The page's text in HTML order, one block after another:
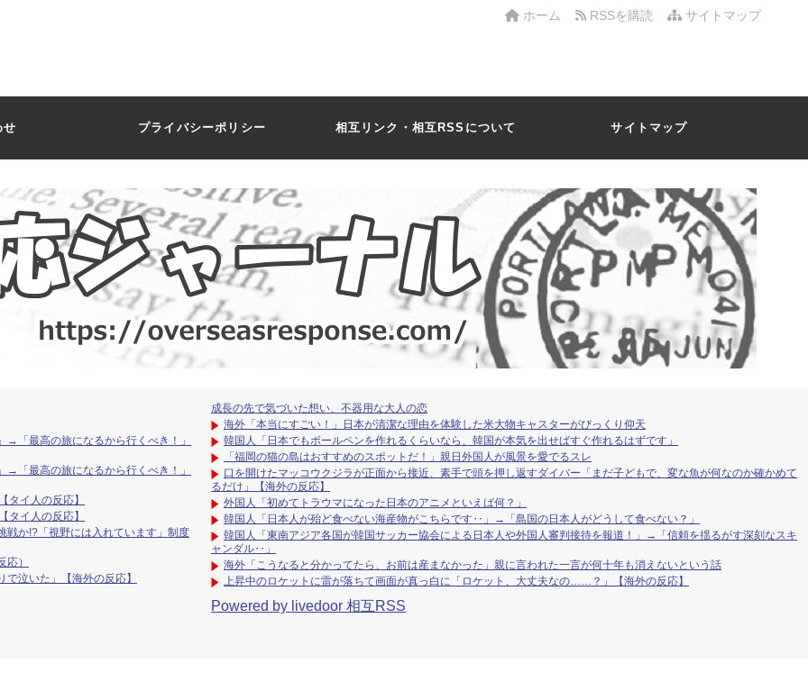
サイトマップ
RSSを購読
ホーム
せ プライバシーポリシー 相互リンク・相互RSSについて サイトマップ
→「最高の旅になるから行くべき！」
→「最高の旅になるから行くべき！」
タイ人の反応】
タイ人の反応】
戦か!?「視野には入れています」制度
）
泣いた」【海外の反応】
成長の先で気づいた想い、不器用な大人の恋
海外「本当にすごい！」日本が清潔な理由を体験した米大物キャスターがびっくり仰天
韓国人「日本でもボールペンを作れるくらいなら、韓国が本気を出せばすぐ作れるはずです」
「福岡の猫の島はおすすめのスポットだ！」親日外国人が風景を愛でるスレ
口を開けたマッコウクジラが正面から接近、素手で頭を押し返すダイバー「まだ子どもで、変な魚が何なのか確かめて
るだけ」【海外の反応】
外国人「初めてトラウマになった日本のアニメといえば何？」
韓国人「日本人が殆ど食べない海産物がこちらです‥」→「島国の日本人がどうして食べない？」
韓国人「東南アジア各国が韓国サッカー協会による日本人や外国人審判接待を報道！」→「信頼を揺るがす深刻なスキ
ャンダル‥」
海外「こうなると分かってたら、お前は産まなかった」親に言われた一言が何十年も消えないという話
上昇中のロケットに雷が落ちて画面が真っ白に「ロケット、大丈夫なの……？」【海外の反応】
Powered by livedoor 相互RSS